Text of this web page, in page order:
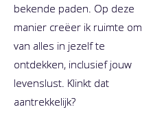
bekende paden. Op deze
manier creëer ik ruimte om
van alles in jezelf te
ontdekken, inclusief jouw
levenslust. Klinkt dat
aantrekkelijk?